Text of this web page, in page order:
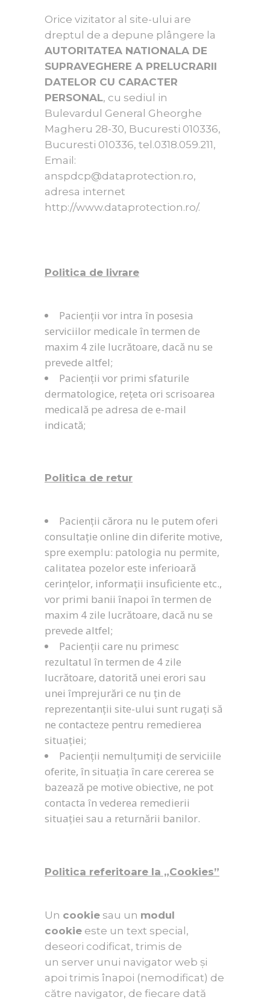
Orice vizitator al site-ului are
dreptul de a depune plângere la
AUTORITATEA NATIONALA DE
SUPRAVEGHERE A PRELUCRARII
DATELOR CU CARACTER
PERSONAL, cu sediul in
Bulevardul General Gheorghe
Magheru 28-30, Bucuresti 010336,
Bucuresti 010336, tel.0318.059.211,
Email:
anspdcp@dataprotection.ro,
adresa internet
http://www.dataprotection.ro/.
Politica de livrare
Pacienții vor intra în posesia
serviciilor medicale în termen de
maxim 4 zile lucrătoare, dacă nu se
prevede altfel;
Pacienții vor primi sfaturile
dermatologice, rețeta ori scrisoarea
medicală pe adresa de e-mail
indicată;
Politica de retur
Pacienții cărora nu le putem oferi
consultație online din diferite motive,
spre exemplu: patologia nu permite,
calitatea pozelor este inferioară
cerințelor, informații insuficiente etc.,
vor primi banii înapoi în termen de
maxim 4 zile lucrătoare, dacă nu se
prevede altfel;
Pacienții care nu primesc
rezultatul în termen de 4 zile
lucrătoare, datorită unei erori sau
unei împrejurări ce nu țin de
reprezentanții site-ului sunt rugați să
ne contacteze pentru remedierea
situației;
Pacienții nemulțumiți de serviciile
oferite, în situația în care cererea se
bazează pe motive obiective, ne pot
contacta în vederea remedierii
situației sau a returnării banilor.
Politica referitoare la „Cookies”
Un cookie sau un modul
cookie este un text special,
deseori codificat, trimis de
un server unui navigator web și
apoi trimis înapoi (nemodificat) de
către navigator, de fiecare dată